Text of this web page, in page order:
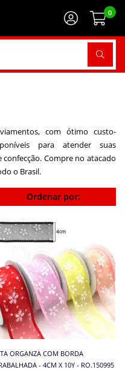
0
com ótimo custo-
para atender suas
Compre no atacado
o Brasil.
Ordenar por:
ORGANZA COM BORDA
- 4CM X 10Y - RO.150995